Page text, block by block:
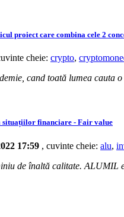
proiect care combina cele 2
cheie: crypto,
cand toată lumea cauta o
situațiilor financiare - Fair value
17:59 , cuvinte cheie: alu,
de înaltă calitate. ALUMIL